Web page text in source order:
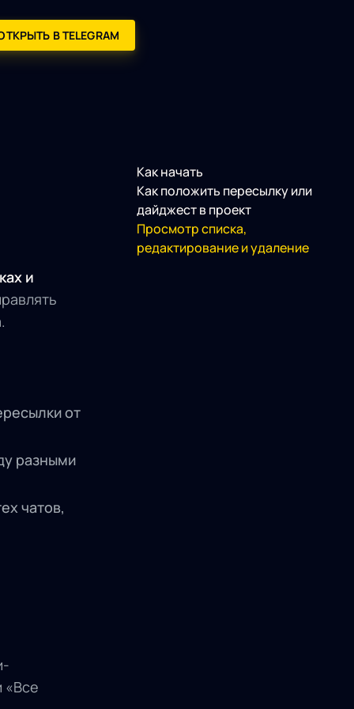
В TELEGRAM
и
от
разными
чатов,
«Все
Как начать
Как положить пересылку или
дайджест в проект
Просмотр списка,
редактирование и удаление